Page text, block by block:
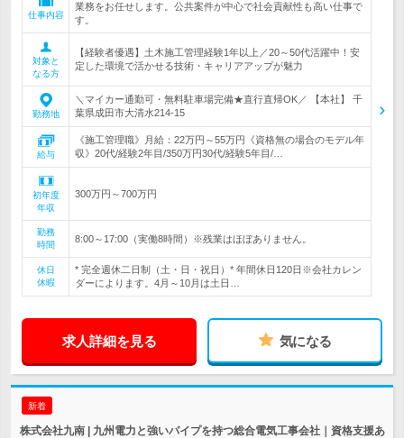
仕事内容
業務をお任せします。公共案件が中心で社会貢献性も高い仕事で
す。
対象と
なる方
【経験者優遇】土木施工管理経験1年以上／20～50代活躍中！安
定した環境で活かせる技術・キャリアアップが魅力
勤務地
＼マイカー通勤可・無料駐車場完備★直行直帰OK／ 【本社】 千
葉県成田市大清水214-15
給与
《施工管理職》月給：22万円～55万円《資格無の場合のモデル年
収》20代/経験2年目/350万円30代/経験5年目/…
初年度
年収
300万円～700万円
勤務
時間
8:00～17:00（実働8時間）※残業はほぼありません。
休日
休暇
* 完全週休二日制（土・日・祝日）* 年間休日120日※会社カレン
ダーによります。4月～10月は土日…
求人詳細を見る 気になる
新着
株式会社九南 | 九州電力と強いパイプを持つ総合電気工事会社｜資格支援あ